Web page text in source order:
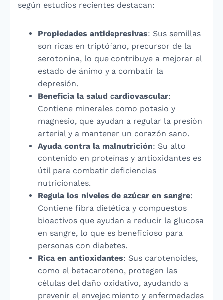
según estudios recientes destacan:
Propiedades antidepresivas: Sus semillas
son ricas en triptófano, precursor de la
serotonina, lo que contribuye a mejorar el
estado de ánimo y a combatir la
depresión.
Beneficia la salud cardiovascular:
Contiene minerales como potasio y
magnesio, que ayudan a regular la presión
arterial y a mantener un corazón sano.
Ayuda contra la malnutrición: Su alto
contenido en proteínas y antioxidantes es
útil para combatir deficiencias
nutricionales.
Regula los niveles de azúcar en sangre:
Contiene fibra dietética y compuestos
bioactivos que ayudan a reducir la glucosa
en sangre, lo que es beneficioso para
personas con diabetes.
Rica en antioxidantes: Sus carotenoides,
como el betacaroteno, protegen las
células del daño oxidativo, ayudando a
prevenir el envejecimiento y enfermedades